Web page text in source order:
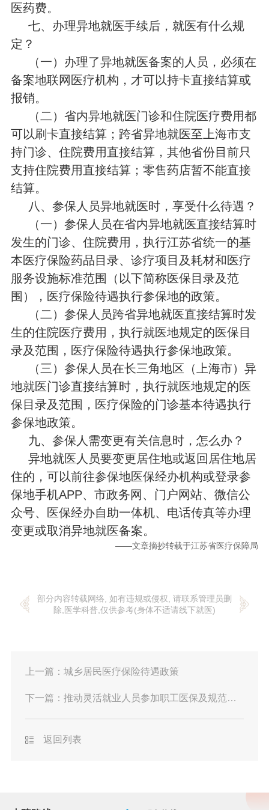
医药费。
七、办理异地就医手续后，就医有什么规
定？
（一）办理了异地就医备案的人员，必须在
备案地联网医疗机构，才可以持卡直接结算或
报销。
（二）省内异地就医门诊和住院医疗费用都
可以刷卡直接结算；跨省异地就医至上海市支
持门诊、住院费用直接结算，其他省份目前只
支持住院费用直接结算；零售药店暂不能直接
结算。
八、参保人员异地就医时，享受什么待遇？
（一）参保人员在省内异地就医直接结算时
发生的门诊、住院费用，执行江苏省统一的基
本医疗保险药品目录、诊疗项目及耗材和医疗
服务设施标准范围（以下简称医保目录及范
围），医疗保险待遇执行参保地的政策。
（二）参保人员跨省异地就医直接结算时发
生的住院医疗费用，执行就医地规定的医保目
录及范围，医疗保险待遇执行参保地政策。
（三）参保人员在长三角地区（上海市）异
地就医门诊直接结算时，执行就医地规定的医
保目录及范围，医疗保险的门诊基本待遇执行
参保地政策。
九、参保人需变更有关信息时，怎么办？
异地就医人员要变更居住地或返回居住地居
住的，可以前往参保地医保经办机构或登录参
保地手机APP、市政务网、门户网站、微信公
众号、医保经办自助一体机、电话传真等办理
变更或取消异地就医备案。
——文章摘抄转载于江苏省医疗保障局
部分内容转载网络, 如有违规或侵权, 请联系管理员删
除,医学科普,仅供参考(身体不适请线下就医)
上一篇： 城乡居民医疗保险待遇政策
下一篇： 推动灵活就业人员参加职工医保及规范职工医保转移接续期间有关待遇享受政策十问
返回列表